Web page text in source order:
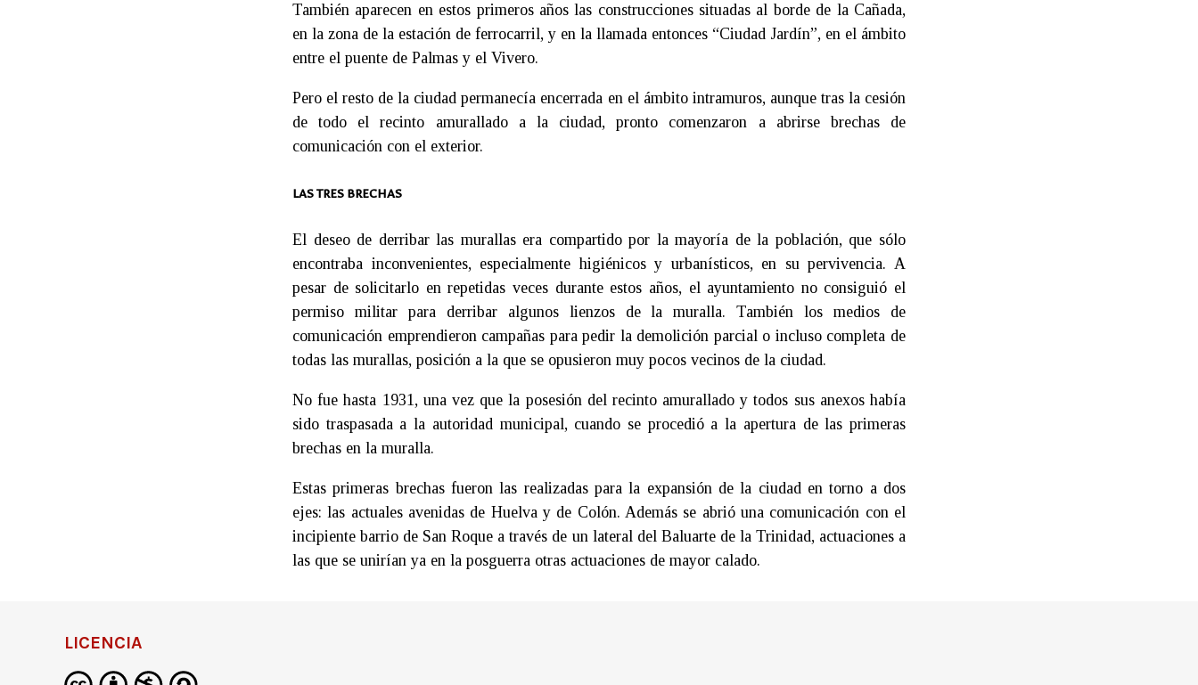
También aparecen en estos primeros años las construcciones situadas al borde de la Cañada,
en la zona de la estación de ferrocarril, y en la llamada entonces “Ciudad Jardín”, en el ámbito
entre el puente de Palmas y el Vivero.
Pero el resto de la ciudad permanecía encerrada en el ámbito intramuros, aunque tras la cesión
de todo el recinto amurallado a la ciudad, pronto comenzaron a abrirse brechas de
comunicación con el exterior.
LAS TRES BRECHAS
El deseo de derribar las murallas era compartido por la mayoría de la población, que sólo
encontraba inconvenientes, especialmente higiénicos y urbanísticos, en su pervivencia. A
pesar de solicitarlo en repetidas veces durante estos años, el ayuntamiento no consiguió el
permiso militar para derribar algunos lienzos de la muralla. También los medios de
comunicación emprendieron campañas para pedir la demolición parcial o incluso completa de
todas las murallas, posición a la que se opusieron muy pocos vecinos de la ciudad.
No fue hasta 1931, una vez que la posesión del recinto amurallado y todos sus anexos había
sido traspasada a la autoridad municipal, cuando se procedió a la apertura de las primeras
brechas en la muralla.
Estas primeras brechas fueron las realizadas para la expansión de la ciudad en torno a dos
ejes: las actuales avenidas de Huelva y de Colón. Además se abrió una comunicación con el
incipiente barrio de San Roque a través de un lateral del Baluarte de la Trinidad, actuaciones a
las que se unirían ya en la posguerra otras actuaciones de mayor calado.
LICENCIA